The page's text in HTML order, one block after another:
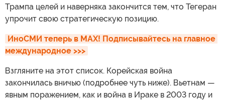
Трампа целей и наверняка закончится тем, что Тегеран
упрочит свою стратегическую позицию.
ИноСМИ теперь в MAX! Подписывайтесь на главное
международное >>>
Взгляните на этот список. Корейская война
закончилась вничью (подробнее чуть ниже). Вьетнам —
явным поражением, как и война в Ираке в 2003 году и